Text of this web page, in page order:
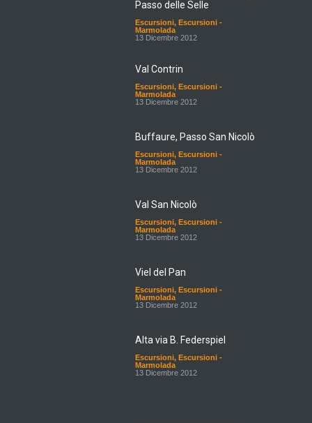
Passo delle Selle
Escursioni, Escursioni -
Marmolada
13 Dicembre 2012
Val Contrin
Escursioni, Escursioni -
Marmolada
13 Dicembre 2012
Buffaure, Passo San Nicolò
Escursioni, Escursioni -
Marmolada
13 Dicembre 2012
Val San Nicolò
Escursioni, Escursioni -
Marmolada
13 Dicembre 2012
Viel del Pan
Escursioni, Escursioni -
Marmolada
13 Dicembre 2012
Alta via B. Federspiel
Escursioni, Escursioni -
Marmolada
13 Dicembre 2012